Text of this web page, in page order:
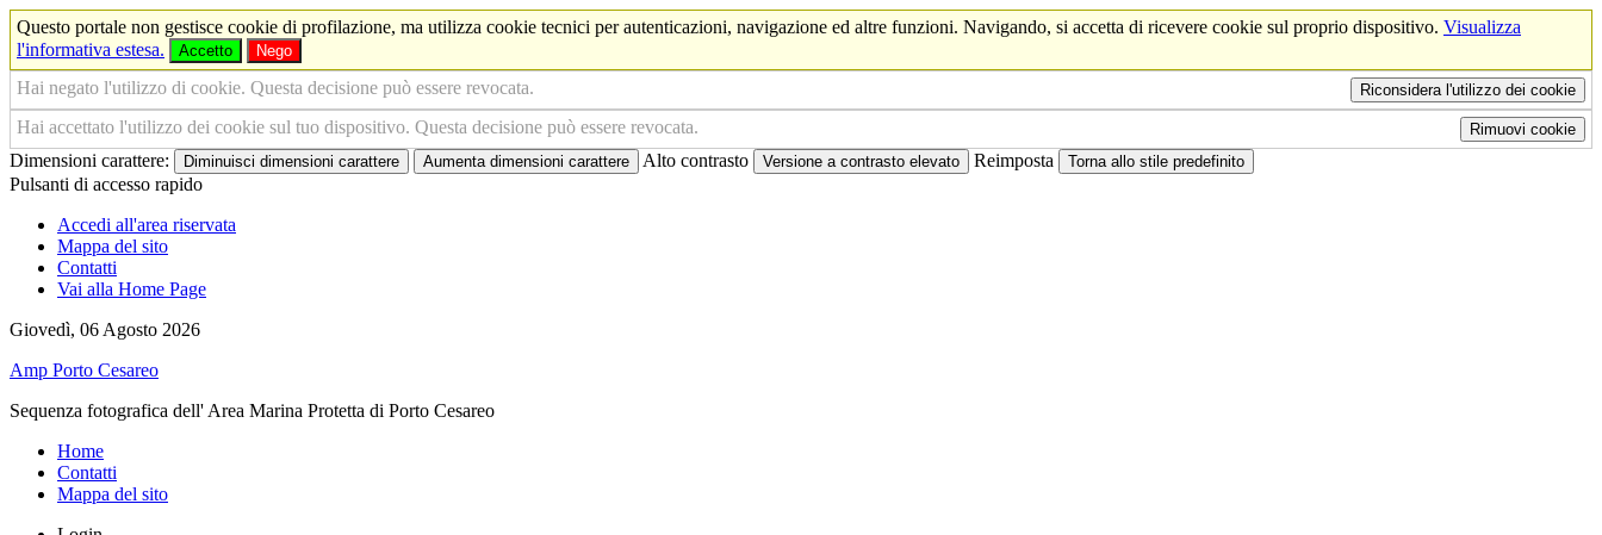
Questo portale non gestisce cookie di profilazione, ma utilizza cookie tecnici per autenticazioni, navigazione ed altre funzioni. Navigando, si accetta di ricevere cookie sul proprio dispositivo. Visualizza
l'informativa estesa.
Accetto Nego
Hai negato l'utilizzo di cookie. Questa decisione può essere revocata. Riconsidera l'utilizzo dei cookie
Hai accettato l'utilizzo dei cookie sul tuo dispositivo. Questa decisione può essere revocata. Rimuovi cookie
Dimensioni carattere: Diminuisci dimensioni carattere Aumenta dimensioni carattere Alto contrasto Versione a contrasto elevato Reimposta Torna allo stile predefinito
Pulsanti di accesso rapido
Accedi all'area riservata
Mappa del sito
Contatti
Vai alla Home Page
Giovedì, 06 Agosto 2026
Amp Porto Cesareo
Sequenza fotografica dell' Area Marina Protetta di Porto Cesareo
Home
Contatti
Mappa del sito